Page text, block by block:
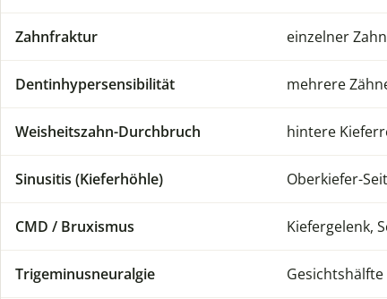
Zahnfraktur einzelner Zahn
Dentinhypersensibilität mehrere
Weisheitszahn-Durchbruch hintere
Sinusitis (Kieferhöhle) Oberkiefer-
CMD / Bruxismus Kiefergelenk,
Trigeminusneuralgie Gesichtshälfte